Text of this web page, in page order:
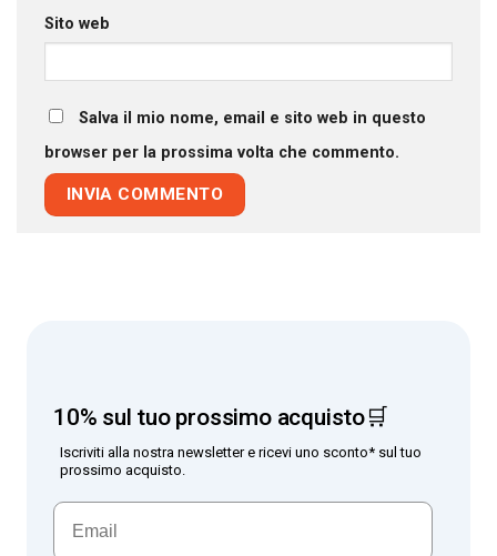
Sito web
Salva il mio nome, email e sito web in questo
browser per la prossima volta che commento.
10% sul tuo prossimo acquisto🛒
Iscriviti alla nostra newsletter e ricevi uno sconto* sul tuo
prossimo acquisto.